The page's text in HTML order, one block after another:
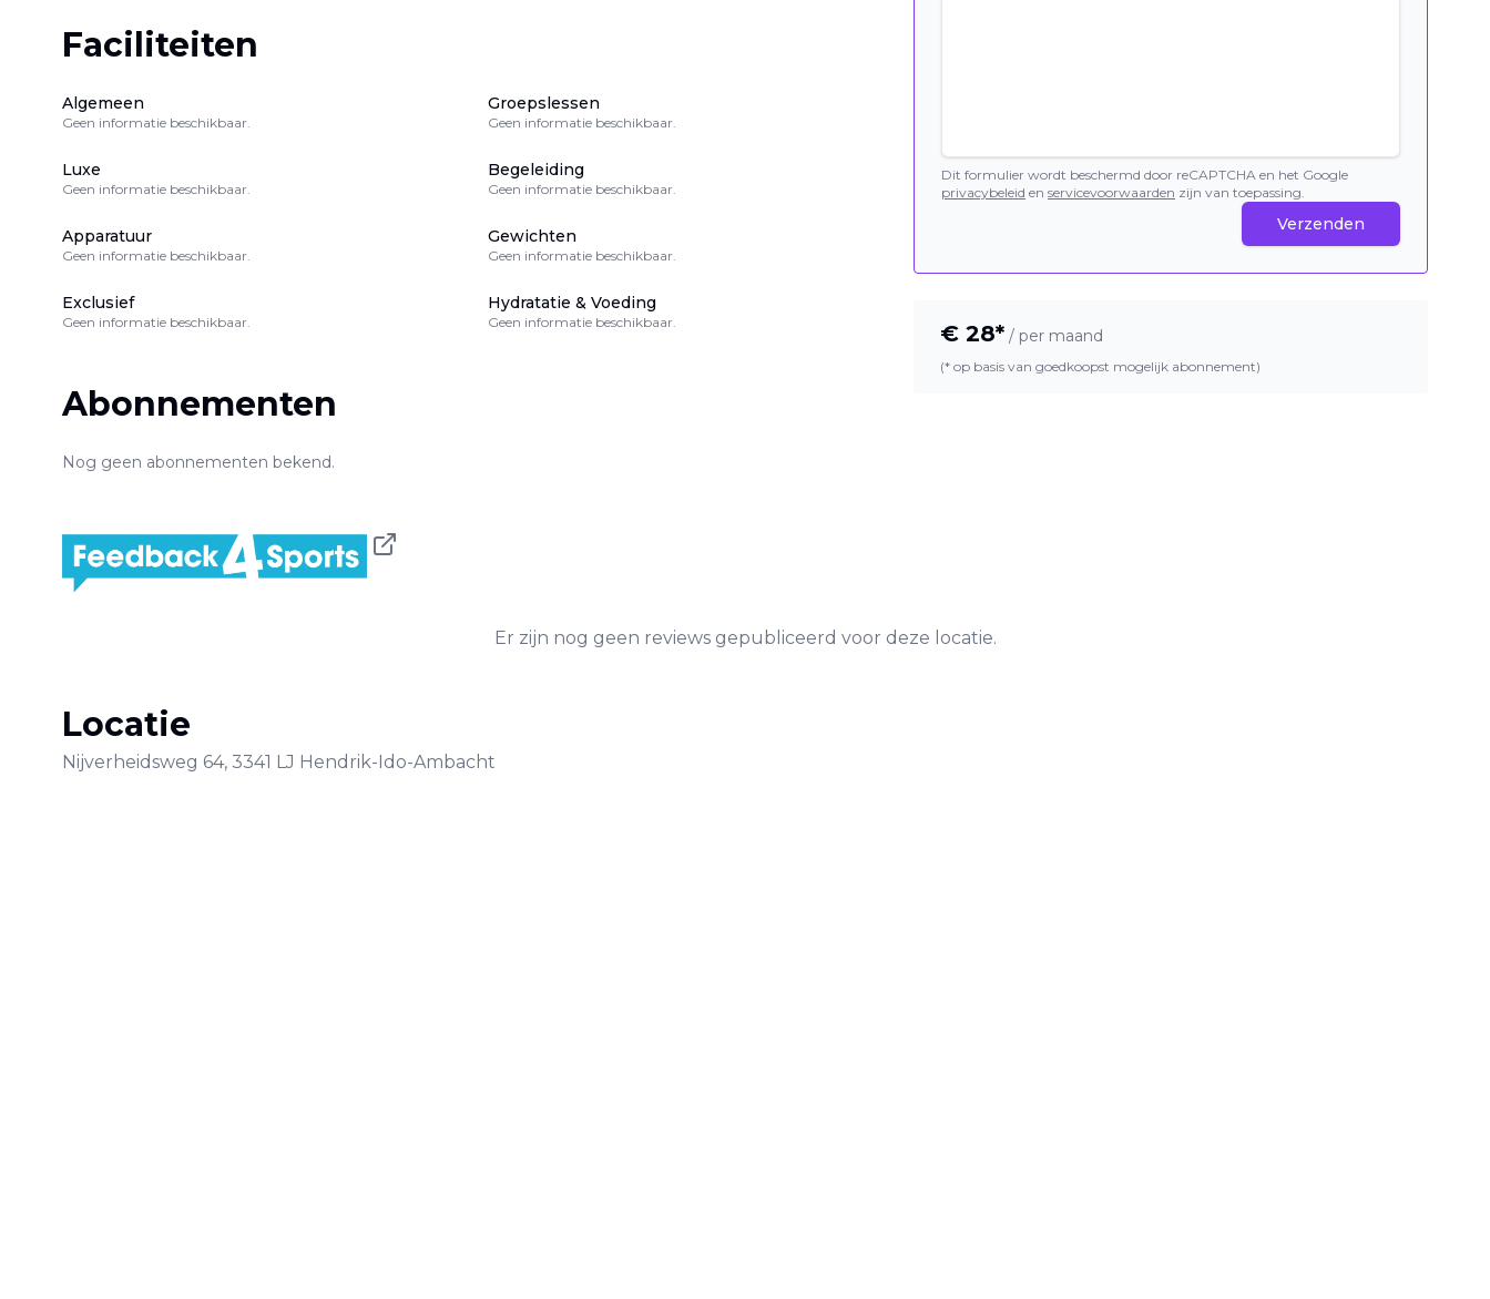
Faciliteiten
Algemeen
Geen informatie beschikbaar.
Groepslessen
Geen informatie beschikbaar.
Luxe
Geen informatie beschikbaar.
Begeleiding
Geen informatie beschikbaar.
Apparatuur
Geen informatie beschikbaar.
Gewichten
Geen informatie beschikbaar.
Exclusief
Geen informatie beschikbaar.
Hydratatie & Voeding
Geen informatie beschikbaar.
Abonnementen
Nog geen abonnementen bekend.
Dit formulier wordt beschermd door reCAPTCHA en het Google
privacybeleid en servicevoorwaarden zijn van toepassing.
Verzenden
€ 28* / per maand
(* op basis van goedkoopst mogelijk abonnement)
Er zijn nog geen reviews gepubliceerd voor deze locatie.
Locatie
Nijverheidsweg 64, 3341 LJ Hendrik-Ido-Ambacht